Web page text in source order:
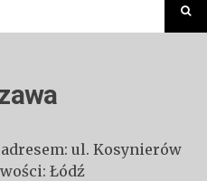
ul. Kosynierów
Łódź